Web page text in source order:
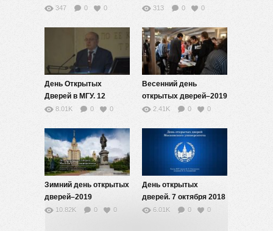
на факультете ИИ МГУ
347 0 0 313 0 0
День Открытых
Дверей в МГУ. 12
января 2020 года
8.01K 0 0
Весенний день
открытых дверей–2019
2.41K 0 0
Зимний день открытых
дверей–2019
10.82K 0 0
День открытых
дверей. 7 октября 2018
года6.01K 0 0